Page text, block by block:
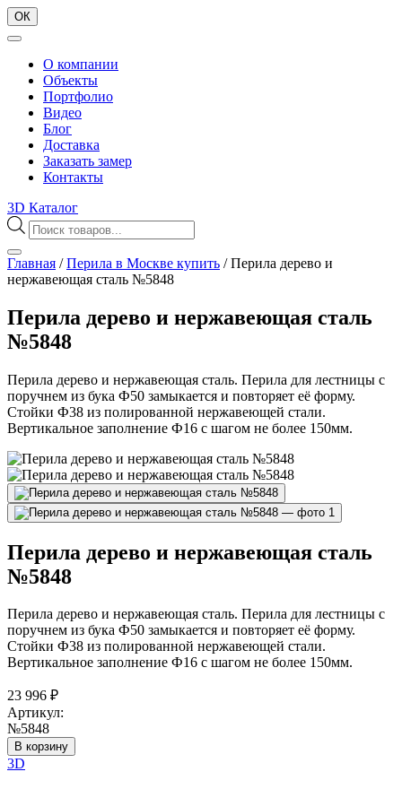
ОК
О компании
Объекты
Портфолио
Видео
Блог
Доставка
Заказать замер
Контакты
3D Каталог
Поиск
товаров
Главная /Перила в Москве купить /Перила дерево и
нержавеющая сталь №5848
Перила дерево и нержавеющая сталь
№5848
Перила дерево и нержавеющая сталь. Перила для лестницы с
поручнем из бука Ф50 замыкается и повторяет её форму.
Стойки Ф38 из полированной нержавеющей стали.
Вертикальное заполнение Ф16 с шагом не более 150мм.
Перила дерево и нержавеющая сталь
№5848
Перила дерево и нержавеющая сталь. Перила для лестницы с
поручнем из бука Ф50 замыкается и повторяет её форму.
Стойки Ф38 из полированной нержавеющей стали.
Вертикальное заполнение Ф16 с шагом не более 150мм.
23 996 ₽
Артикул:
№5848
В корзину
3D